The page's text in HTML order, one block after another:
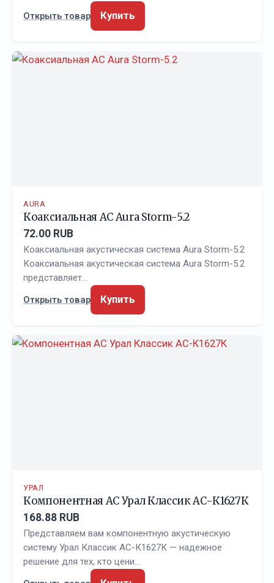
Открыть товар
Купить
AURA
Коаксиальная АС Aura Storm-5.2
72.00 RUB
Коаксиальная акустическая система Aura Storm-5.2
Коаксиальная акустическая система Aura Storm-5.2
представляет…
Открыть товар
Купить
УРАЛ
Компонентная АС Урал Классик АС-К1627К
168.88 RUB
Представляем вам компонентную акустическую
систему Урал Классик АС-К1627К — надежное
решение для тех, кто цени…